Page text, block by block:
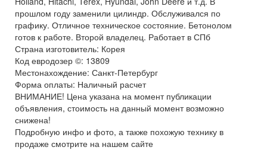
прошлом году заменили цилиндр. Обслуживался по
графику. Отличное техническое состояние. Бетонолом
готов к работе. Второй владелец. Работает в СПб
Страна изготовитель: Корея
Код евродозер ©: 13809
Местонахождение: Санкт-Петербург
Форма оплаты: Наличный расчет
ВНИМАНИЕ! Цена указана на момент публикации
объявления, стоимость на данный момент возможно
снижена!
Подробную инфо и фото, а также похожую технику в
продаже смотрите на нашем сайте